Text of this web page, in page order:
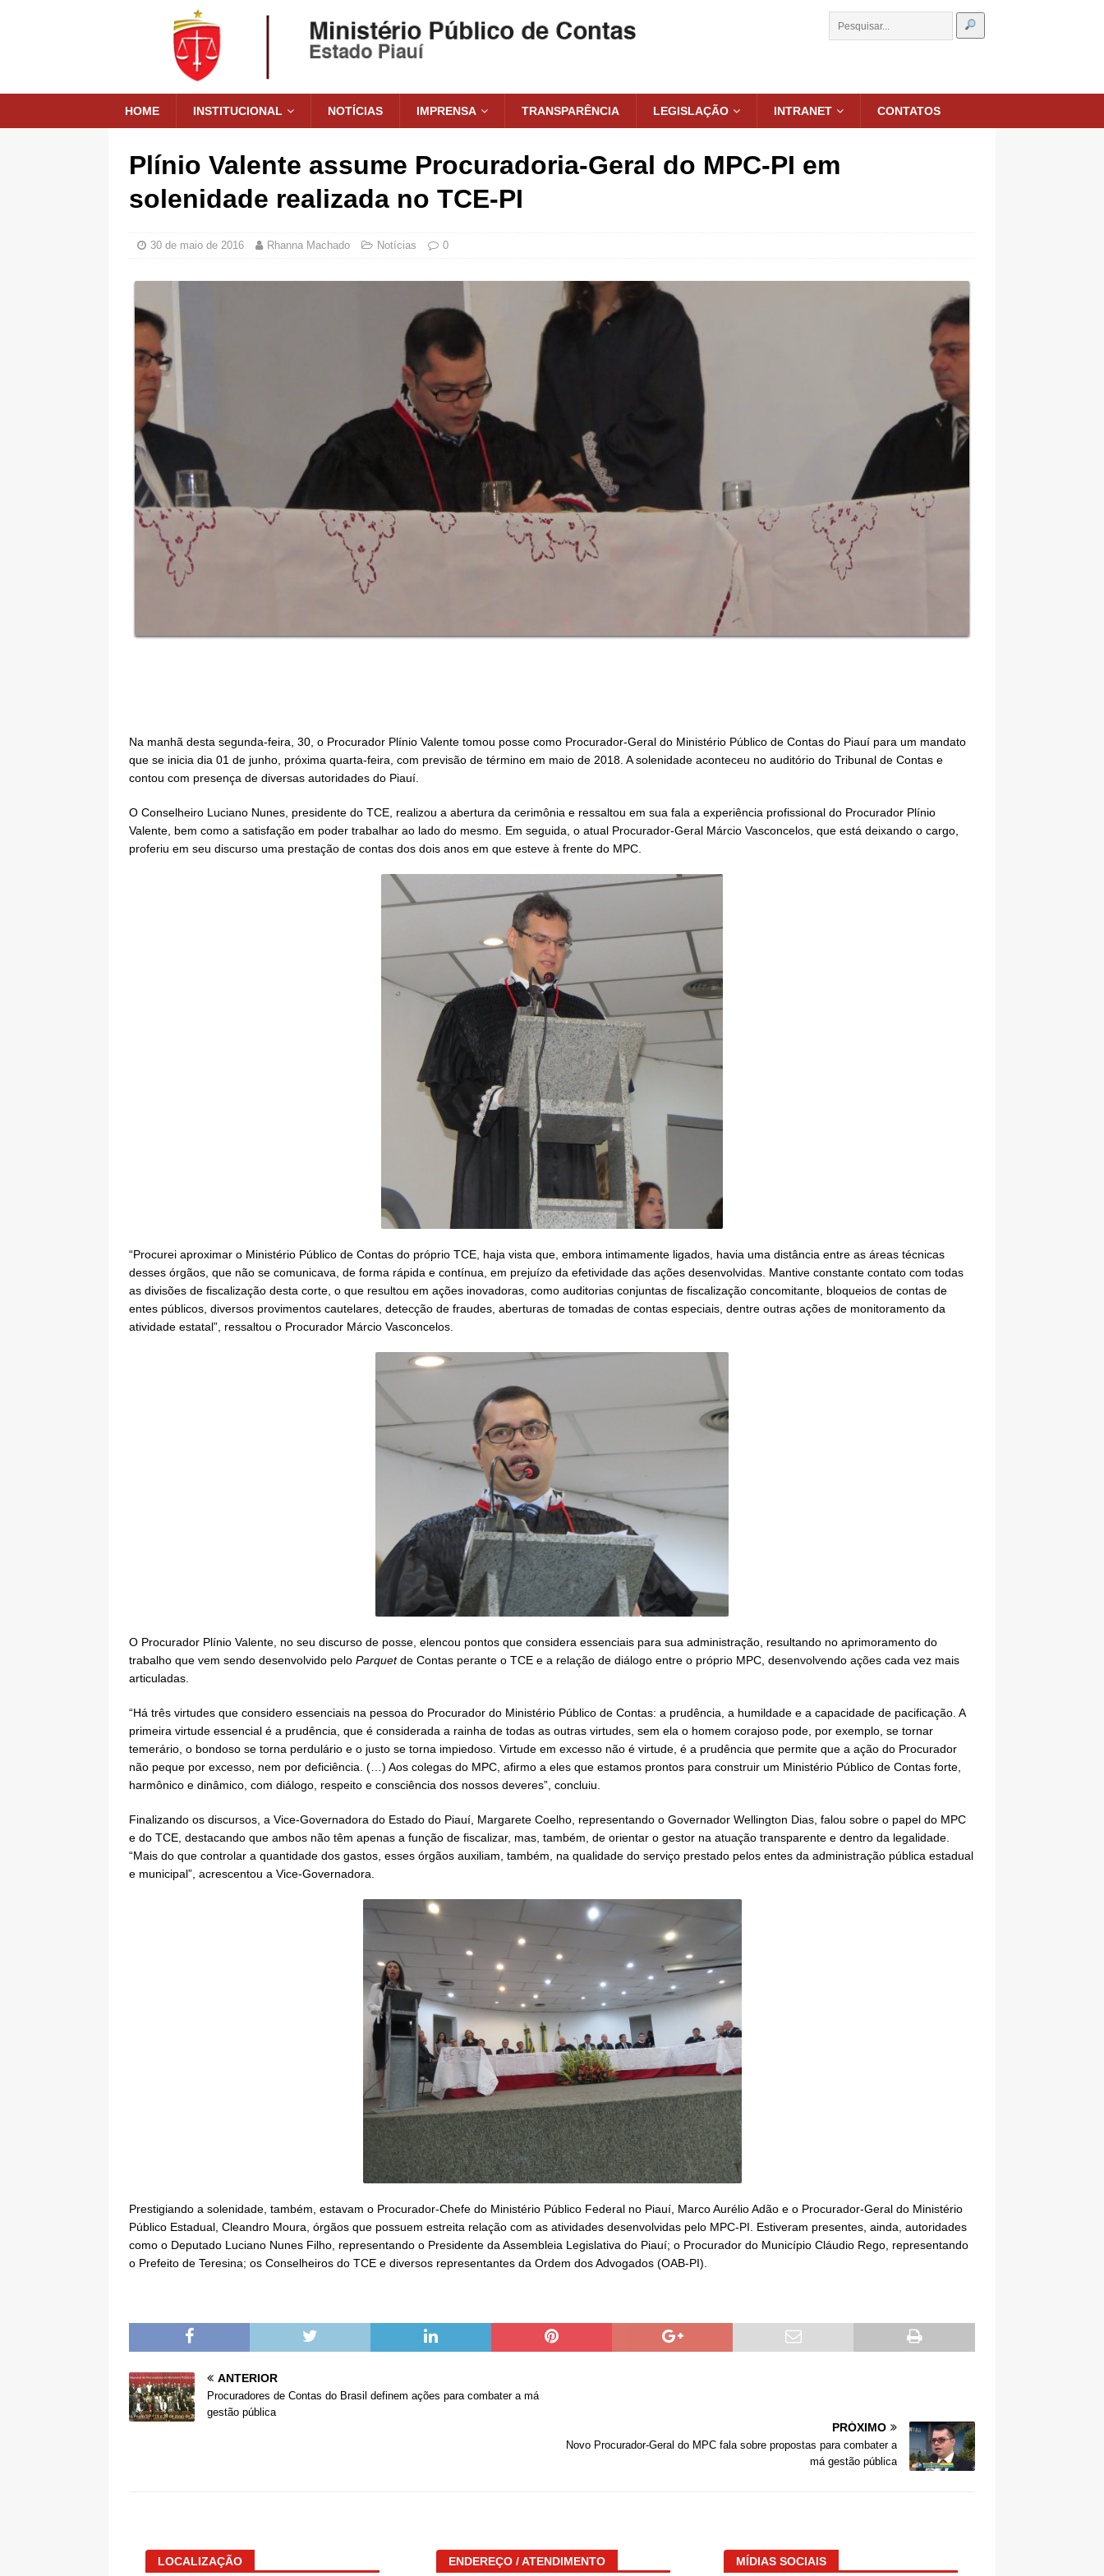
HOME INSTITUCIONAL NOTÍCIAS IMPRENSA TRANSPARÊNCIA LEGISLAÇÃO INTRANET CONTATOS
Plínio Valente assume Procuradoria-Geral do MPC-PI em
solenidade realizada no TCE-PI
30 de maio de 2016 Rhanna Machado Notícias 0
Na manhã desta segunda-feira, 30, o Procurador Plínio Valente tomou posse como Procurador-Geral do Ministério Público de Contas do Piauí para um mandato
que se inicia dia 01 de junho, próxima quarta-feira, com previsão de término em maio de 2018. A solenidade aconteceu no auditório do Tribunal de Contas e
contou com presença de diversas autoridades do Piauí.
O Conselheiro Luciano Nunes, presidente do TCE, realizou a abertura da cerimônia e ressaltou em sua fala a experiência profissional do Procurador Plínio
Valente, bem como a satisfação em poder trabalhar ao lado do mesmo. Em seguida, o atual Procurador-Geral Márcio Vasconcelos, que está deixando o cargo,
proferiu em seu discurso uma prestação de contas dos dois anos em que esteve à frente do MPC.
“Procurei aproximar o Ministério Público de Contas do próprio TCE, haja vista que, embora intimamente ligados, havia uma distância entre as áreas técnicas
desses órgãos, que não se comunicava, de forma rápida e contínua, em prejuízo da efetividade das ações desenvolvidas. Mantive constante contato com todas
as divisões de fiscalização desta corte, o que resultou em ações inovadoras, como auditorias conjuntas de fiscalização concomitante, bloqueios de contas de
entes públicos, diversos provimentos cautelares, detecção de fraudes, aberturas de tomadas de contas especiais, dentre outras ações de monitoramento da
atividade estatal”, ressaltou o Procurador Márcio Vasconcelos.
O Procurador Plínio Valente, no seu discurso de posse, elencou pontos que considera essenciais para sua administração, resultando no aprimoramento do
trabalho que vem sendo desenvolvido pelo Parquetde Contas perante o TCE e a relação de diálogo entre o próprio MPC, desenvolvendo ações cada vez mais
articuladas.
“Há três virtudes que considero essenciais na pessoa do Procurador do Ministério Público de Contas: a prudência, a humildade e a capacidade de pacificação. A
primeira virtude essencial é a prudência, que é considerada a rainha de todas as outras virtudes, sem ela o homem corajoso pode, por exemplo, se tornar
temerário, o bondoso se torna perdulário e o justo se torna impiedoso. Virtude em excesso não é virtude, é a prudência que permite que a ação do Procurador
não peque por excesso, nem por deficiência. (…) Aos colegas do MPC, afirmo a eles que estamos prontos para construir um Ministério Público de Contas forte,
harmônico e dinâmico, com diálogo, respeito e consciência dos nossos deveres”, concluiu.
Finalizando os discursos, a Vice-Governadora do Estado do Piauí, Margarete Coelho, representando o Governador Wellington Dias, falou sobre o papel do MPC
e do TCE, destacando que ambos não têm apenas a função de fiscalizar, mas, também, de orientar o gestor na atuação transparente e dentro da legalidade.
“Mais do que controlar a quantidade dos gastos, esses órgãos auxiliam, também, na qualidade do serviço prestado pelos entes da administração pública estadual
e municipal”, acrescentou a Vice-Governadora.
Prestigiando a solenidade, também, estavam o Procurador-Chefe do Ministério Público Federal no Piauí, Marco Aurélio Adão e o Procurador-Geral do Ministério
Público Estadual, Cleandro Moura, órgãos que possuem estreita relação com as atividades desenvolvidas pelo MPC-PI. Estiveram presentes, ainda, autoridades
como o Deputado Luciano Nunes Filho, representando o Presidente da Assembleia Legislativa do Piauí; o Procurador do Município Cláudio Rego, representando
o Prefeito de Teresina; os Conselheiros do TCE e diversos representantes da Ordem dos Advogados (OAB-PI).
ANTERIOR
Procuradores de Contas do Brasil definem ações para combater a má
gestão pública
PRÓXIMO
Novo Procurador-Geral do MPC fala sobre propostas para combater a
má gestão pública
LOCALIZAÇÃO ENDEREÇO / ATENDIMENTO MÍDIAS SOCIAIS